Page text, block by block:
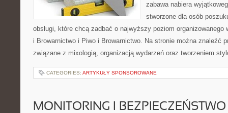
zabawa nabiera
stworzone dla osób
obsługi, które chcą zadbać o najwyższy poziom organizowanego
i Browarnictwo i Piwo i Browarnictwo. Na stronie można znaleźć
związane z mixologią, organizacją wydarzeń oraz tworzeniem
CATEGORIES: ARTYKUŁY SPONSOROWANE
MONITORING I